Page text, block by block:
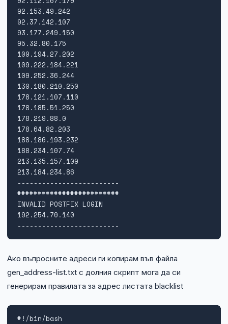
92.153.49.242
92.37.142.107
93.177.249.150
95.32.80.175
109.194.27.202
109.222.184.221
109.252.36.244
130.180.210.250
178.121.107.110
178.185.51.250
178.219.88.0
178.64.82.203
188.186.193.232
188.234.107.74
213.135.157.109
213.184.234.86
-------------------------
#########################
INVALID POSTFIX LOGIN
192.254.70.140
-------------------------
Ако въпросните адреси ги копирам във файла
gen_address-list.txt с долния скрипт мога да си
генерирам правилата за адрес листата blacklist
#!/bin/bash